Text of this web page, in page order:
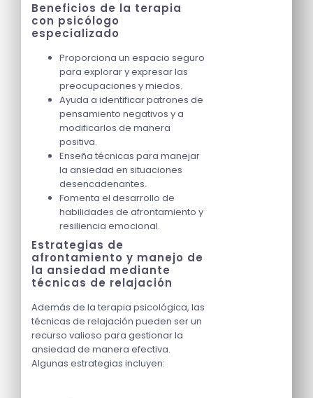
Beneficios de la terapia
con psicólogo
especializado
Proporciona un espacio seguro
para explorar y expresar las
preocupaciones y miedos.
Ayuda a identificar patrones de
pensamiento negativos y a
modificarlos de manera
positiva.
Enseña técnicas para manejar
la ansiedad en situaciones
desencadenantes.
Fomenta el desarrollo de
habilidades de afrontamiento y
resiliencia emocional.
Estrategias de
afrontamiento y manejo de
la ansiedad mediante
técnicas de relajación
Además de la terapia psicológica, las
técnicas de relajación pueden ser un
recurso valioso para gestionar la
ansiedad de manera efectiva.
Algunas estrategias incluyen: